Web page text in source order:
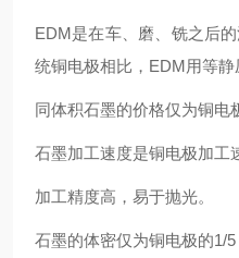
EDM是在车、磨、铣之后
统铜电极相比，EDM用等静
同体积石墨的价格仅为铜电
石墨加工速度是铜电极加工
加工精度高，易于抛光。
石墨的体密仅为铜电极的1/5